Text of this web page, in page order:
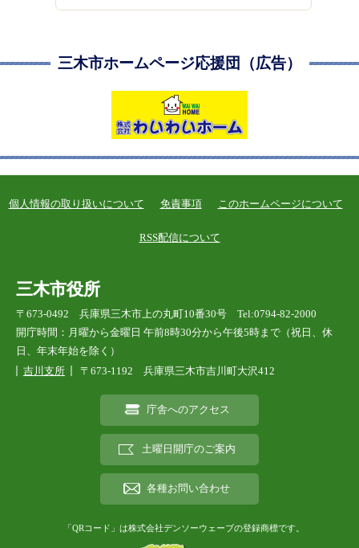
三木市ホームページ応援団（広告）
個人情報の取り扱いについて 免責事項 このホームページについて
RSS配信について
三木市役所
〒673-0492 兵庫県三木市上の丸町10番30号 Tel:0794-82-2000
開庁時間：月曜から金曜日 午前8時30分から午後5時まで（祝日、休
日、年末年始を除く）
吉川支所
〒673-1192 兵庫県三木市吉川町大沢412
庁舎へのアクセス
土曜日開庁のご案内
各種お問い合わせ
「QRコード」は株式会社デンソーウェーブの登録商標です。